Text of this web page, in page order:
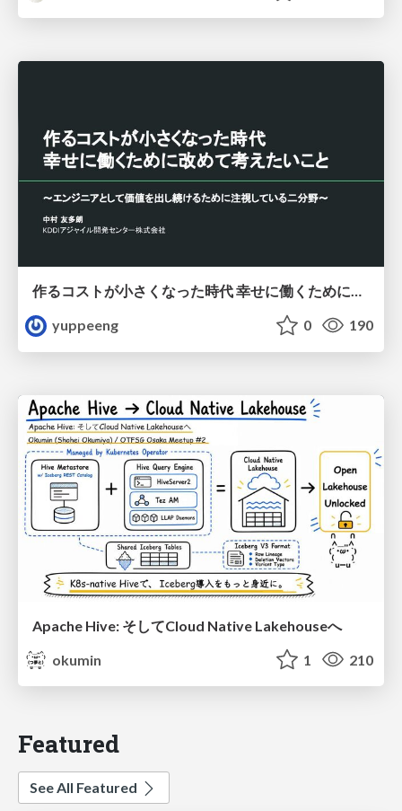
作るコストが小さくなった時代 幸せに働くために改めて考えたいこと 〜エンジニアとして価値を出し続けるために注視している二分野〜
yuppeeng
0 190
Apache Hive: そしてCloud Native Lakehouseへ
okumin
1 210
Featured
See All Featured